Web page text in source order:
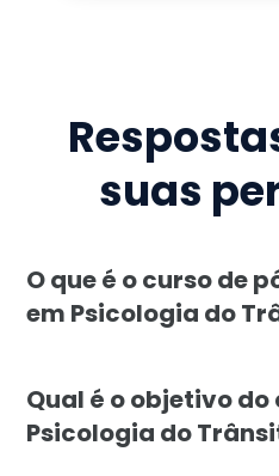
suas
O que é o curso de
em Psicologia do
Qual é o objetivo do
Psicologia do